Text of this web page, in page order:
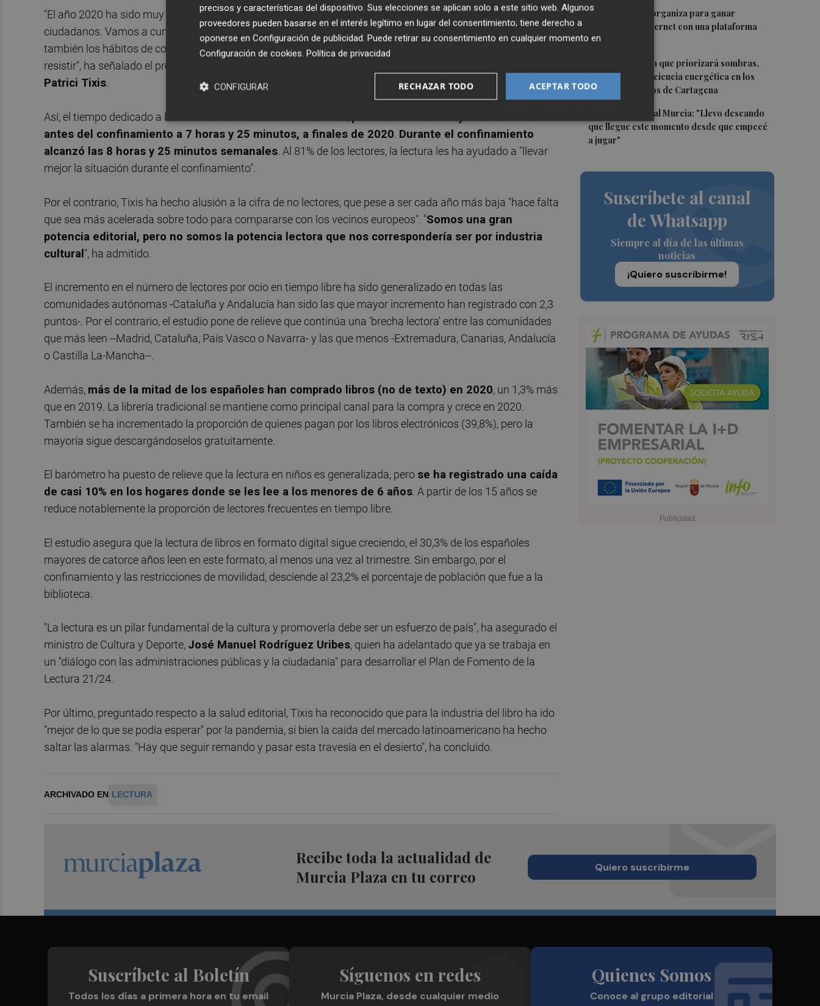
3Los Belones se organiza para ganar
visibilidad en internet con una plataforma
colaborativa
Luz verde al plan que priorizará sombras,
aislamiento y eficiencia energética en los
colegios públicos de Cartagena
Mounir, en el Real Murcia: "Llevo deseando
que llegue este momento desde que empecé
a jugar"
Suscríbete al canal
de Whatsapp
Siempre al día de las últimas
noticias
¡Quiero suscribirme!
"El año 2020 ha sido muy largo, muy duro y muy difícil. El libro ha tenido un papel muy relevante para los
ciudadanos. Vamos a cumplir un año del confinamiento y nuestra vida ha cambiado radicalmente y
también los hábitos de consumo: el libro ha sido durante 2020 un faro que ha permitido a mucha gente
resistir", ha señalado el presidente en funciones de la Federación de Gremios de Editores de España (FGEE),
Patrici Tixis.
Así, el tiempo dedicado a la lectura también se ha incrementado,
antes del confinamiento a 7 horas y 25 minutos, a finales de 2020. Durante el confinamiento
alcanzó las 8 horas y 25 minutos semanales. Al 81% de los lectores, la lectura les ha ayudado a "llevar
mejor la situación durante el confinamiento".
Por el contrario, Tixis ha hecho alusión a la cifra de no lectores, que pese a ser cada año más baja "hace falta
que sea más acelerada sobre todo para compararse con los vecinos europeos". "Somos una gran
potencia editorial, pero no somos la potencia lectora que nos correspondería ser por industria
cultural", ha admitido.
El incremento en el número de lectores por ocio en tiempo libre ha sido generalizado en todas las
comunidades autónomas -Cataluña y Andalucía han sido las que mayor incremento han registrado con 2,3
puntos-. Por el contrario, el estudio pone de relieve que continúa una 'brecha lectora' entre las comunidades
que más leen --Madrid, Cataluña, País Vasco o Navarra- y las que menos -Extremadura, Canarias, Andalucía
o Castilla La-Mancha--.
Además, más de la mitad de los españoles han comprado libros (no de texto) en 2020, un 1,3% más
que en 2019. La librería tradicional se mantiene como principal canal para la compra y crece en 2020.
También se ha incrementado la proporción de quienes pagan por los libros electrónicos (39,8%), pero la
mayoría sigue descargándoselos gratuitamente.
El barómetro ha puesto de relieve que la lectura en niños es generalizada, pero se ha registrado una caída
de casi 10% en los hogares donde se les lee a los menores de 6 años. A partir de los 15 años se
reduce notablemente la proporción de lectores frecuentes en tiempo libre.
El estudio asegura que la lectura de libros en formato digital sigue creciendo, el 30,3% de los españoles
mayores de catorce años leen en este formato, al menos una vez al trimestre. Sin embargo, por el
confinamiento y las restricciones de movilidad, desciende al 23,2% el porcentaje de población que fue a la
biblioteca.
"La lectura es un pilar fundamental de la cultura y promoverla debe ser un esfuerzo de país", ha asegurado el
ministro de Cultura y Deporte, José Manuel Rodríguez Uribes, quien ha adelantado que ya se trabaja en
un "diálogo con las administraciones públicas y la ciudadanía" para desarrollar el Plan de Fomento de la
Lectura 21/24.
Por último, preguntado respecto a la salud editorial, Tixis ha reconocido que para la industria del libro ha ido
"mejor de lo que se podía esperar" por la pandemia, si bien la caída del mercado latinoamericano ha hecho
saltar las alarmas. "Hay que seguir remando y pasar esta travesía en el desierto", ha concluido.
ARCHIVADO EN LECTURA
Recibe toda la actualidad de
Murcia Plaza en tu correo
Quiero suscribirme
Suscríbete al Boletín
Todos los días a primera hora en tu email
Síguenos en redes
Murcia Plaza, desde cualquier medio
Quienes Somos
Conoce al grupo editorial
precisos y características del dispositivo. Sus elecciones se aplican solo a este sitio web. Algunos
proveedores pueden basarse en el interés legítimo en lugar del consentimiento; tiene derecho a
oponerse en Configuración de publicidad. Puede retirar su consentimiento en cualquier momento en
Configuración de cookies. Política de privacidad
ACEPTAR TODO
RECHAZAR TODO
CONFIGURAR